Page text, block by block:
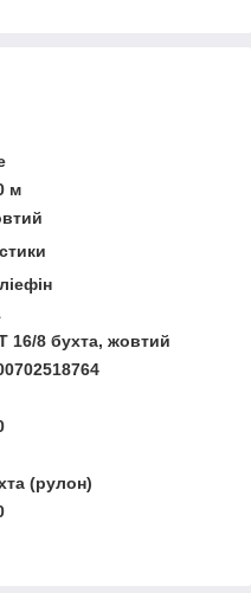
м
16/8 бухта, жовтий
(рулон)